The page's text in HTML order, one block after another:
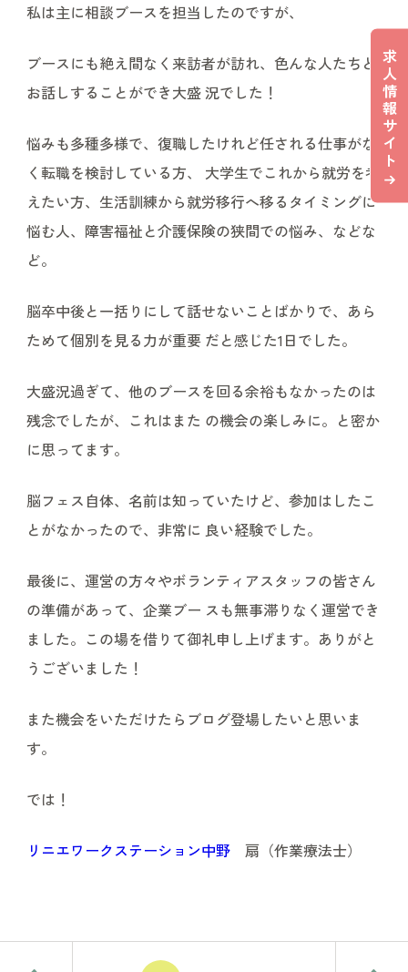
求
人
情
報
サ
イ
ト
私は主に相談ブースを担当したのですが、
ブースにも絶え間なく来訪者が訪れ、色んな人たちと
お話しすることができ大盛 況でした！
悩みも多種多様で、復職したけれど任される仕事がな
く転職を検討している方、 大学生でこれから就労を考
えたい方、生活訓練から就労移行へ移るタイミングに
悩む人、障害福祉と介護保険の狭間での悩み、などな
ど。
脳卒中後と一括りにして話せないことばかりで、あら
ためて個別を見る力が重要 だと感じた1日でした。
大盛況過ぎて、他のブースを回る余裕もなかったのは
残念でしたが、これはまた の機会の楽しみに。と密か
に思ってます。
脳フェス自体、名前は知っていたけど、参加はしたこ
とがなかったので、非常に 良い経験でした。
最後に、運営の方々やボランティアスタッフの皆さん
の準備があって、企業ブー スも無事滞りなく運営でき
ました。この場を借りて御礼申し上げます。ありがと
うございました！
また機会をいただけたらブログ登場したいと思いま
す。
では！
リニエワークステーション中野 扇（作業療法士）